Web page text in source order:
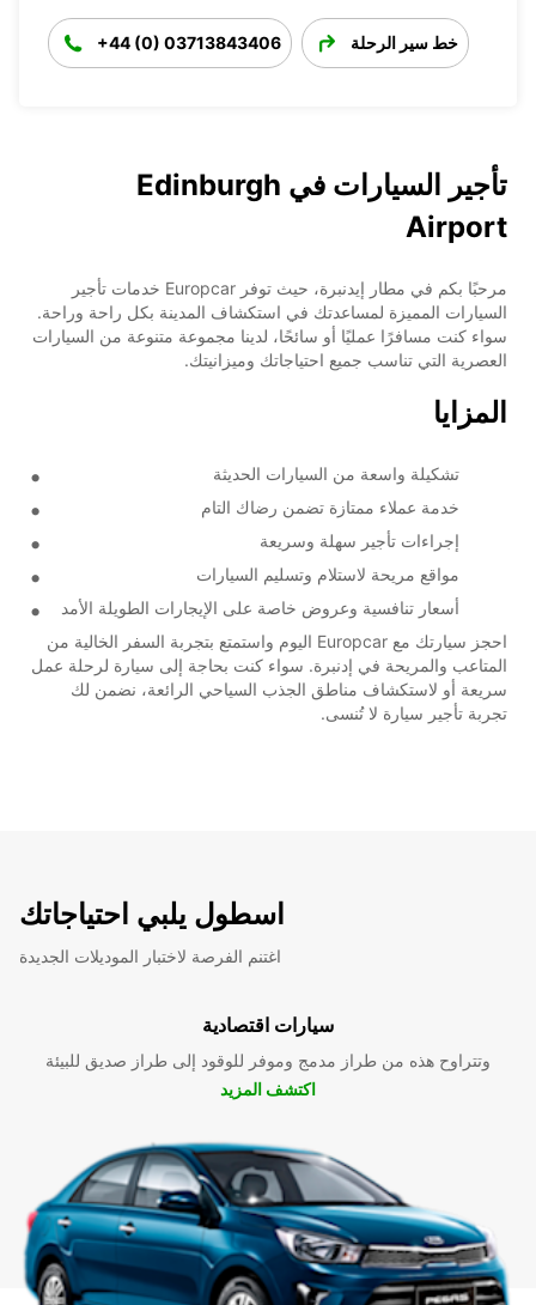
+44 (0) 03713843406 خط سير الرحلة
تأجير السيارات في Edinburgh
Airport
مرحبًا بكم في مطار إيدنبرة، حيث توفر Europcar خدمات تأجير
السيارات المميزة لمساعدتك في استكشاف المدينة بكل راحة وراحة.
سواء كنت مسافرًا عمليًا أو سائحًا، لدينا مجموعة متنوعة من السيارات
العصرية التي تناسب جميع احتياجاتك وميزانيتك.
المزايا
تشكيلة واسعة من السيارات الحديثة
خدمة عملاء ممتازة تضمن رضاك التام
إجراءات تأجير سهلة وسريعة
مواقع مريحة لاستلام وتسليم السيارات
أسعار تنافسية وعروض خاصة على الإيجارات الطويلة الأمد
احجز سيارتك مع Europcar اليوم واستمتع بتجربة السفر الخالية من
المتاعب والمريحة في إدنبرة. سواء كنت بحاجة إلى سيارة لرحلة عمل
سريعة أو لاستكشاف مناطق الجذب السياحي الرائعة، نضمن لك
تجربة تأجير سيارة لا تُنسى.
اسطول يلبي احتياجاتك
اغتنم الفرصة لاختبار الموديلات الجديدة
سيارات اقتصادية
وتتراوح هذه من طراز مدمج وموفر للوقود إلى طراز صديق للبيئة
اكتشف المزيد